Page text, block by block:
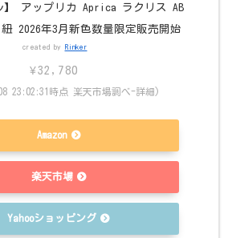
】 アップリカ Aprica ラクリス AB
2026年3月新色数量限定販売開始
created by Rinker
¥32,780
23:02:31時点 楽天市場調べ-詳細)
Amazon
楽天市場
Yahooショッピング